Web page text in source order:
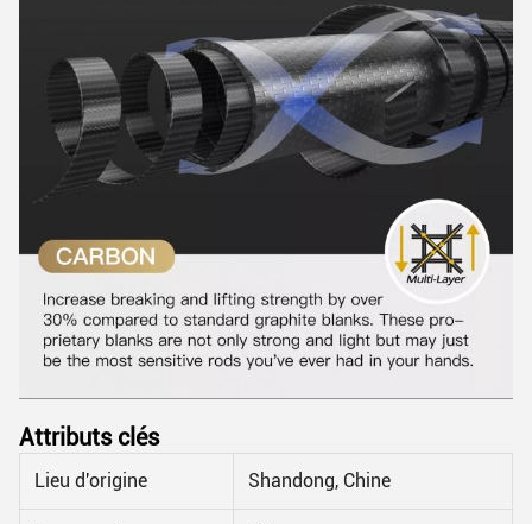
Attributs clés
Lieu d'origine Shandong, Chine